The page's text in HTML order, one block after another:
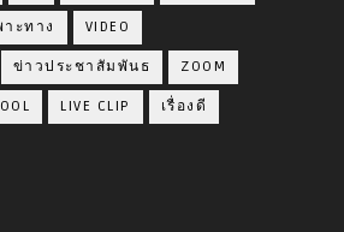
ะทาง VIDEO
ข่าวประชาสัมพันธ ZOOM
LIVE CLIP เรื่องดี